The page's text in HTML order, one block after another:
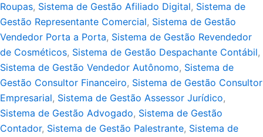
Roupas, Sistema de Gestão Afiliado Digital, Sistema de
Gestão Representante Comercial, Sistema de Gestão
Vendedor Porta a Porta, Sistema de Gestão Revendedor
de Cosméticos, Sistema de Gestão Despachante Contábil,
Sistema de Gestão Vendedor Autônomo, Sistema de
Gestão Consultor Financeiro, Sistema de Gestão Consultor
Empresarial, Sistema de Gestão Assessor Jurídico,
Sistema de Gestão Advogado, Sistema de Gestão
Contador, Sistema de Gestão Palestrante, Sistema de